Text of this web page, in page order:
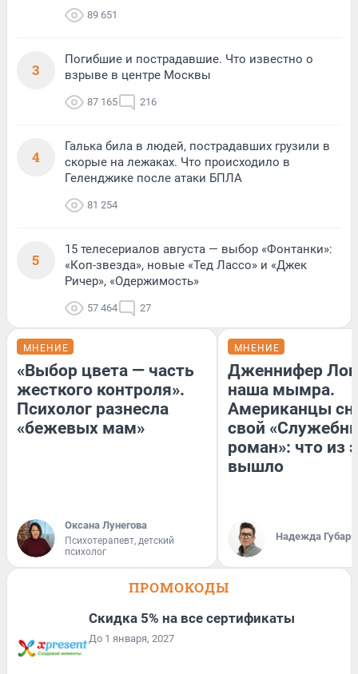
89 651
3
Погибшие и пострадавшие. Что известно о
взрыве в центре Москвы
87 165 216
4
Галька била в людей, пострадавших грузили в
скорые на лежаках. Что происходило в
Геленджике после атаки БПЛА
81 254
5
15 телесериалов августа — выбор «Фонтанки»:
«Коп-звезда», новые «Тед Лассо» и «Джек
Ричер», «Одержимость»
57 464 27
МНЕНИЕ
«Выбор цвета — часть
жесткого контроля».
Психолог разнесла
«бежевых мам»
Оксана Лунегова
Психотерапевт, детский
психолог
МНЕНИЕ
Дженнифер
наша мымра.
Американцы
свой
роман»: что из
вышло
Надежда Губарь
ПРОМОКОДЫ
Скидка 5% на все сертификаты
До 1 января, 2027